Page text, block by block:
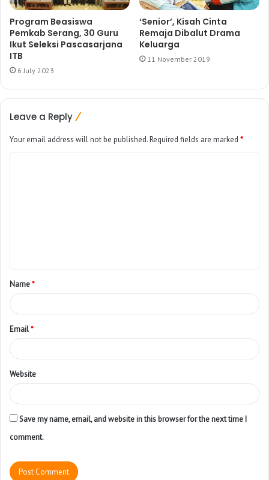
Program Beasiswa
Pemkab Serang, 30 Guru
Ikut Seleksi Pascasarjana
ITB
6 July 2023
‘Senior’, Kisah Cinta
Remaja Dibalut Drama
Keluarga
11 November 2019
Leave a Reply
Your email address will not be published.Required fields are marked *
Name*
Email*
Website
Save my name, email, and website in this browser for the next time I
comment.